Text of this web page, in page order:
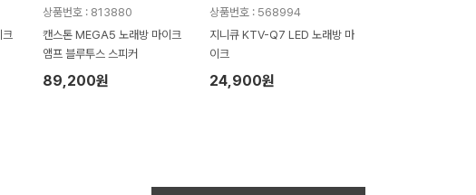
크
상품번호 : 813880
캔스톤 MEGA5 노래방 마이크
앰프 블루투스 스피커
89,200원
상품번호 : 568994
지니큐 KTV-Q7 LED 노래방 마
이크
24,900원